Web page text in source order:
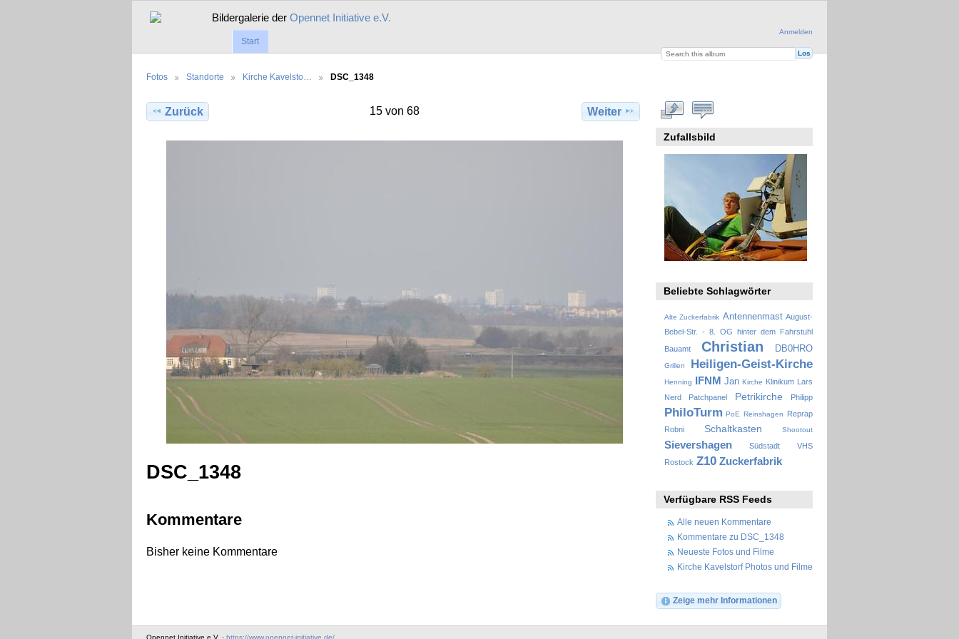
Bildergalerie derOpennet Initiative e.V.
Anmelden
Start
Fotos Standorte Kirche Kavelsto… DSC_1348
Zurück 15 von 68 Weiter
DSC_1348
Kommentare
Bisher keine Kommentare
Zufallsbild
Beliebte Schlagwörter
Alte Zuckerfabrik Antennenmast August-
Bebel-Str. - 8. OG hinter dem Fahrstuhl
Bauamt
Christian DB0HRO
Grillen Heiligen-Geist-Kirche
Henning IFNM Jan Kirche Klinikum Lars
Nerd
Patchpanel Petrikirche Philipp
PhiloTurm PoE Reinshagen
Reprap
Robni
Schaltkasten Shootout
Sievershagen Südstadt
VHS
Rostock Z10 Zuckerfabrik
Verfügbare RSS Feeds
Alle neuen Kommentare
Kommentare zu DSC_1348
Neueste Fotos und Filme
Kirche Kavelstorf Photos und Filme
Zeige mehr Informationen
Opennet Initiative e.V. · https://www.opennet-initiative.de/